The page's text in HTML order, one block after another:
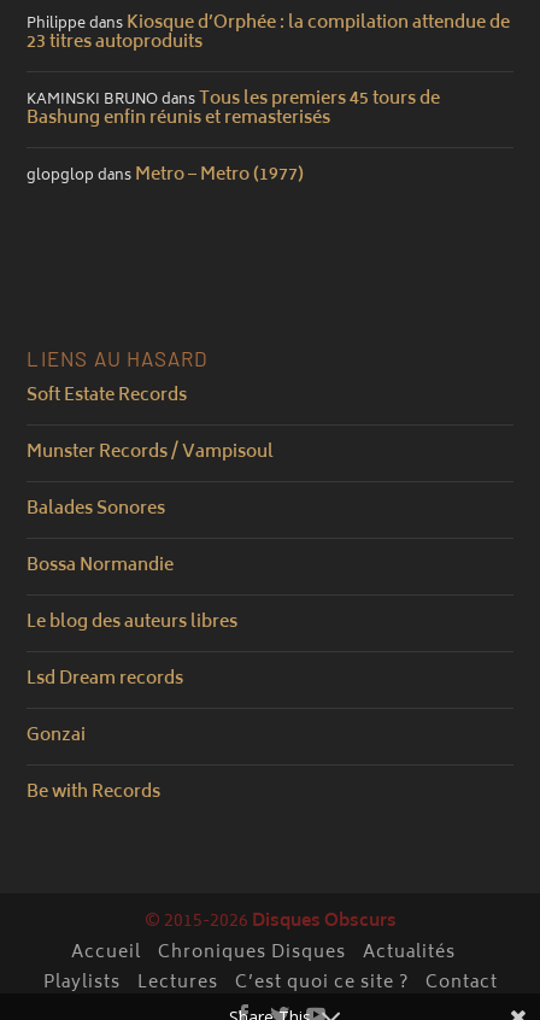
PhilippedansKiosque d’Orphée : la compilation attendue de
23 titres autoproduits
KAMINSKI BRUNOdansTous les premiers 45 tours de
Bashung enfin réunis et remasterisés
glopglopdansMetro – Metro (1977)
LIENS AU HASARD
Soft Estate Records
Munster Records / Vampisoul
Balades Sonores
Bossa Normandie
Le blog des auteurs libres
Lsd Dream records
Gonzai
Be with Records
© 2015-2026 Disques Obscurs
Accueil Chroniques Disques Actualités
Playlists
Lectures C’est quoi ce site ? Contact